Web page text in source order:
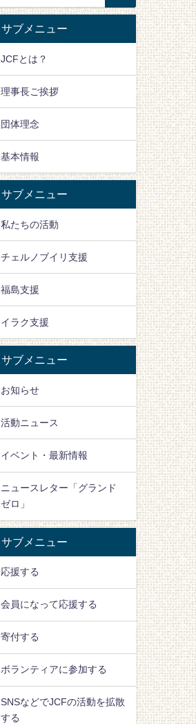
サブメニュー
JCFとは？
理事長ご挨拶
団体理念
基本情報
サブメニュー
私たちの活動
チェルノブイリ支援
福島支援
イラク支援
サブメニュー
お知らせ
活動ニュース
イベント・最新情報
ニュースレター「グランド
ゼロ」
サブメニュー
応援する
会員になって応援する
寄付する
ボランティアに参加する
SNSなどでJCFの活動を拡散
する